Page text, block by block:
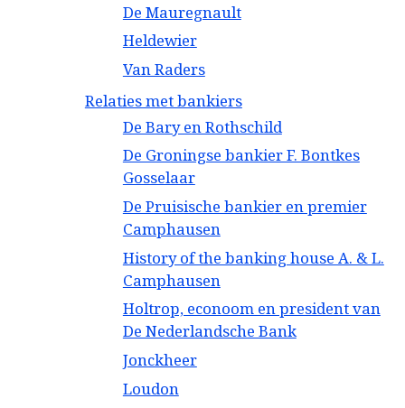
De Mauregnault
Heldewier
Van Raders
Relaties met bankiers
De Bary en Rothschild
De Groningse bankier F. Bontkes
Gosselaar
De Pruisische bankier en premier
Camphausen
History of the banking house A. & L.
Camphausen
Holtrop, econoom en president van
De Nederlandsche Bank
Jonckheer
Loudon